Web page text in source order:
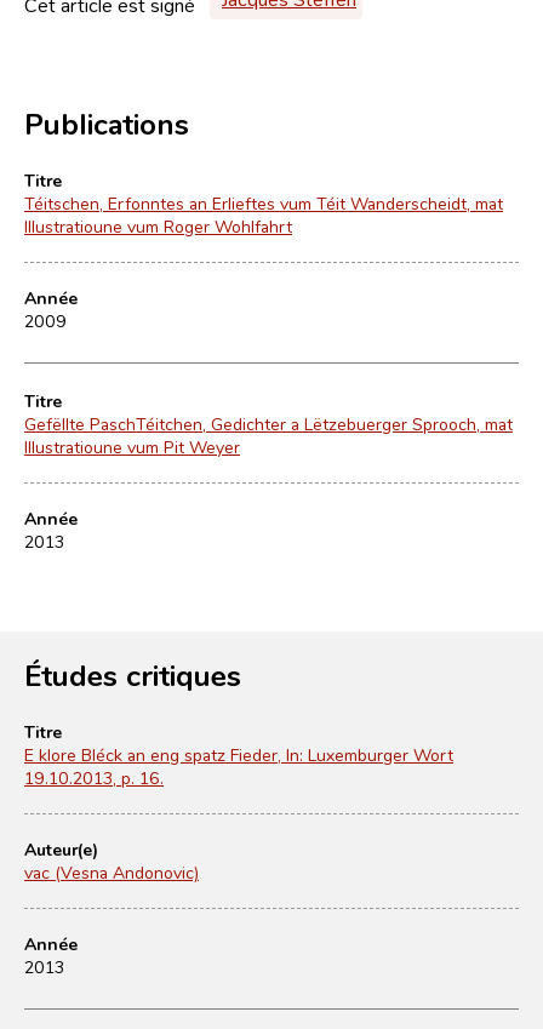
Publications
Titre
Téitschen, Erfonntes an Erlieftes vum Téit Wanderscheidt, mat
Illustratioune vum Roger Wohlfahrt
Année
2009
Titre
Gefëllte PaschTéitchen, Gedichter a Lëtzebuerger Sprooch, mat
Illustratioune vum Pit Weyer
Année
2013
Études critiques
Titre
E klore Bléck an eng spatz Fieder, In: Luxemburger Wort
19.10.2013, p. 16.
Auteur(e)
vac (Vesna Andonovic)
Année
2013